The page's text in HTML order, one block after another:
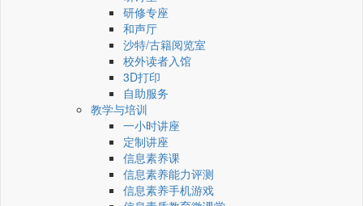
研修专座
和声厅
沙特/古籍阅览室
校外读者入馆
3D打印
自助服务
教学与培训
一小时讲座
定制讲座
信息素养课
信息素养能力评测
信息素养手机游戏